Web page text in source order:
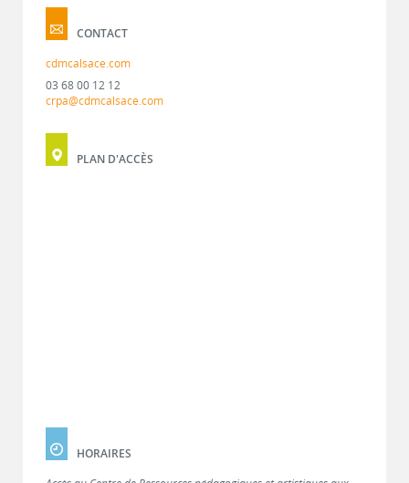
CONTACT
cdmcalsace.com
03 68 00 12 12
crpa@cdmcalsace.com
PLAN D'ACCÈS
HORAIRES